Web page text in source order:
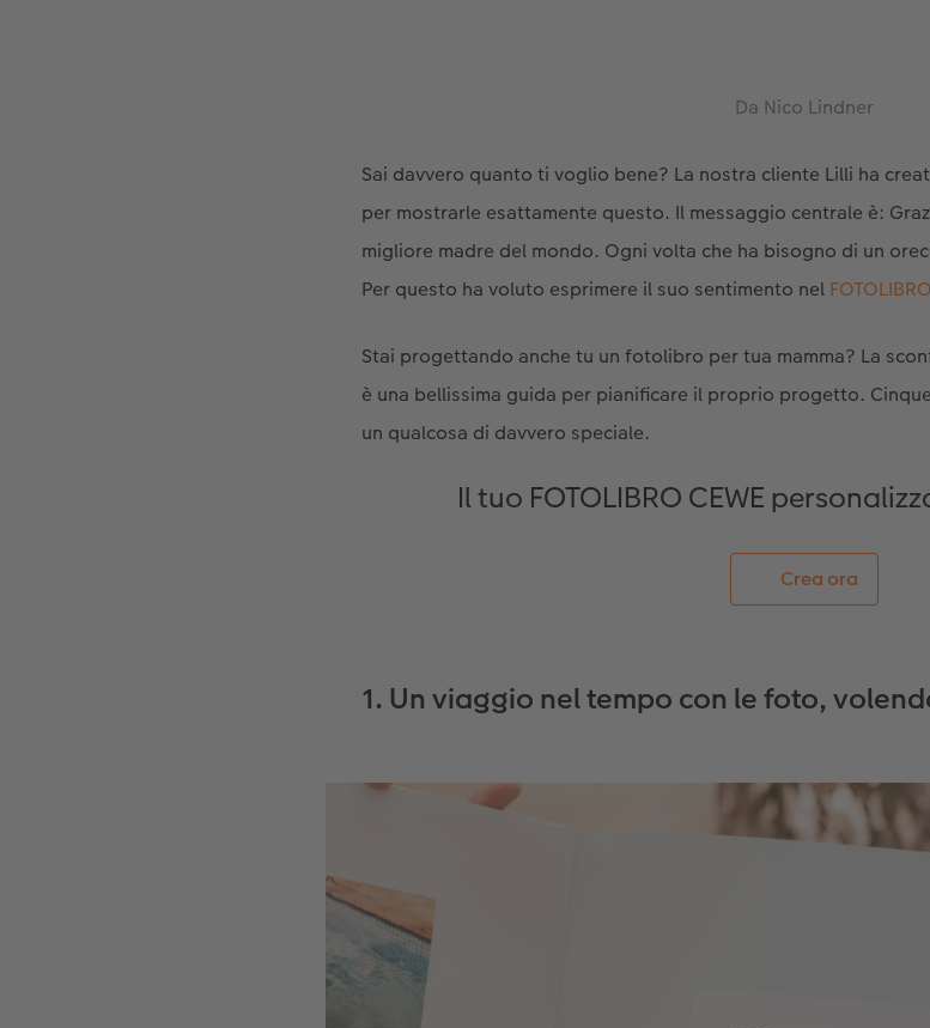
Da Nico Lindner
Sai davvero quanto ti voglio bene? La nostra cliente Lilli ha
per mostrarle esattamente questo. Il messaggio centrale è:
migliore madre del mondo. Ogni volta che ha bisogno di un
Per questo ha voluto esprimere il suo sentimento nel
Stai progettando anche tu un fotolibro per tua mamma? La
è una bellissima guida per pianificare il proprio progetto.
un qualcosa di davvero speciale.
Il tuo FOTOLIBRO CEWE
Crea ora
1. Un viaggio nel tempo con le foto,